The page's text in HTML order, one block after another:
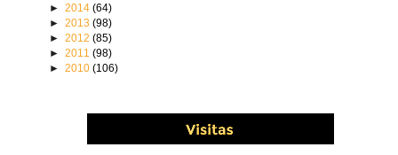
►2014(64)
►2013(98)
►2012(85)
►2011(98)
►2010(106)